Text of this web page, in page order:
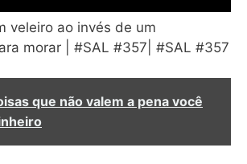
veleiro ao invés de um
morar | #SAL #357| #SAL #357
que não valem a pena você